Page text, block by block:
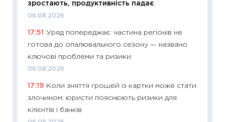
зростають, продуктивність падає
06.08.2026
17:51
Уряд попереджає: частина регіонів не
готова до опалювального сезону — названо
ключові проблеми та ризики
06.08.2026
17:19 Коли зняття грошей із картки може стати
злочином: юристи пояснюють ризики для
клієнтів і банків